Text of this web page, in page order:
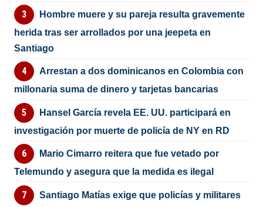
Hombre muere y su pareja resulta gravemente
herida tras ser arrollados por una jeepeta en
Santiago
Arrestan a dos dominicanos en Colombia con
millonaria suma de dinero y tarjetas bancarias
Hansel García revela EE. UU. participará en
investigación por muerte de policía de NY en RD
Mario Cimarro reitera que fue vetado por
Telemundo y asegura que la medida es ilegal
Santiago Matías exige que policías y militares